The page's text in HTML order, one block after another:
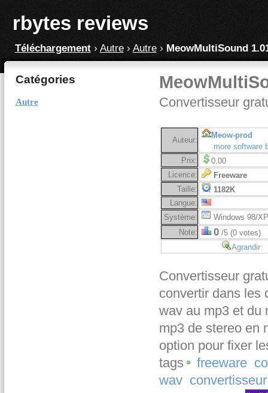
rbytes reviews
Téléchargement› Autre› Autre› MeowMultiSound
Catégories
Autre Convertisseur
Auteur:
Meow-prod
more software
Prix:
0.00
Licence:
Freeware
Taille:
1182K
Langue:
Système:
Windows 98/
Note:
0/5 (0 votes)
Agrandir
Convertisseur
convertir dans les
wav au mp3 et du
mp3 de stereo en
option pour fixer
tags
freeware
wav